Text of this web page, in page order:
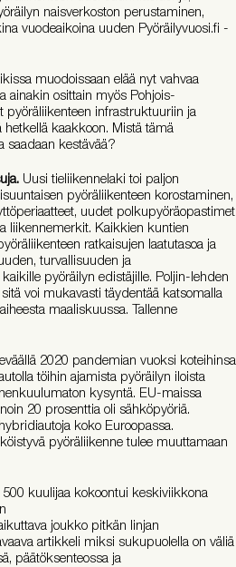
naisverkoston perustaminen,
vuodeaikoina uuden Pyöräilyvuosi.fi -
muodoissaan elää nyt vahvaa
ainakin osittain myös Pohjois-
pyöräliikenteen infrastruktuuriin ja
kaakkoon. Mistä tämä
saadaan kestävää?
Uusi tieliikennelaki toi paljon
pyöräliikenteen korostaminen,
uudet polkupyöräopastimet
liikennemerkit. Kaikkien kuntien
ratkaisujen laatutasoa ja
turvallisuuden ja
pyöräilyn edistäjille. Poljin-lehden
voi mukavasti täydentää katsomalla
maaliskuussa. Tallenne
2020 pandemian vuoksi koteihinsa
töihin ajamista pyöräilyn iloista
kysyntä. EU-maissa
20 prosenttia oli sähköpyöriä.
koko Euroopassa.
pyöräliikenne tulee muuttamaan
500 kuulijaa kokoontui keskiviikkona
joukko pitkän linjan
artikkeli miksi sukupuolella on väliä
päätöksenteossa ja